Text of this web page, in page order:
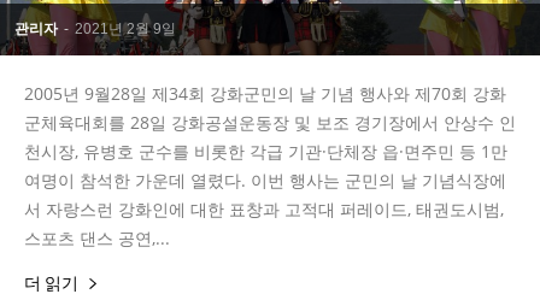
관리자 - 2021년 2월 9일
2005년 9월28일 제34회 강화군민의 날 기념 행사와 제70회 강화
군체육대회를 28일 강화공설운동장 및 보조 경기장에서 안상수 인
천시장, 유병호 군수를 비롯한 각급 기관·단체장 읍·면주민 등 1만
여명이 참석한 가운데 열렸다. 이번 행사는 군민의 날 기념식장에
서 자랑스런 강화인에 대한 표창과 고적대 퍼레이드, 태권도시범,
스포츠 댄스 공연,...
더 읽기